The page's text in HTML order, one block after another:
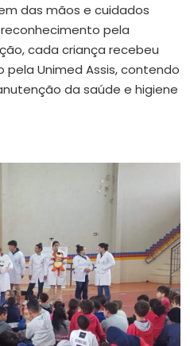
das mãos e cuidados
pela
cada criança recebeu
Unimed Assis, contendo
da saúde e higiene